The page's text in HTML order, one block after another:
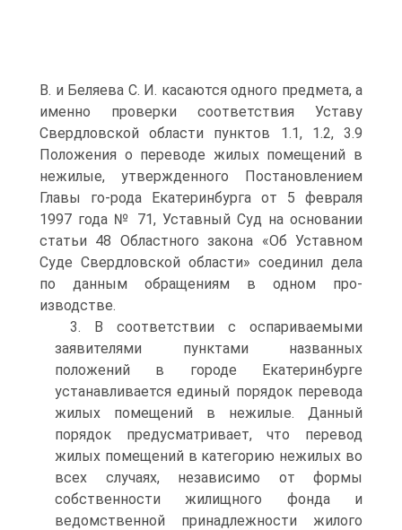
В. и Беляева С. И. касаются одного предмета, а
именно проверки соответствия Уставу
Свердловской области пунктов 1.1, 1.2, 3.9
Положения о переводе жилых помещений в
нежилые, утвержденного Постановлением
Главы го-рода Екатеринбурга от 5 февраля
1997 года № 71, Уставный Суд на основании
статьи 48 Областного закона «Об Уставном
Суде Свердловской области» соединил дела
по данным обращениям в одном про-
изводстве.
3. В соответствии с оспариваемыми
заявителями пунктами названных
положений в городе Екатеринбурге
устанавливается единый порядок перевода
жилых помещений в нежилые. Данный
порядок предусматривает, что перевод
жилых помещений в категорию нежилых во
всех случаях, независимо от формы
собственности жилищного фонда и
ведомственной принадлежности жилого